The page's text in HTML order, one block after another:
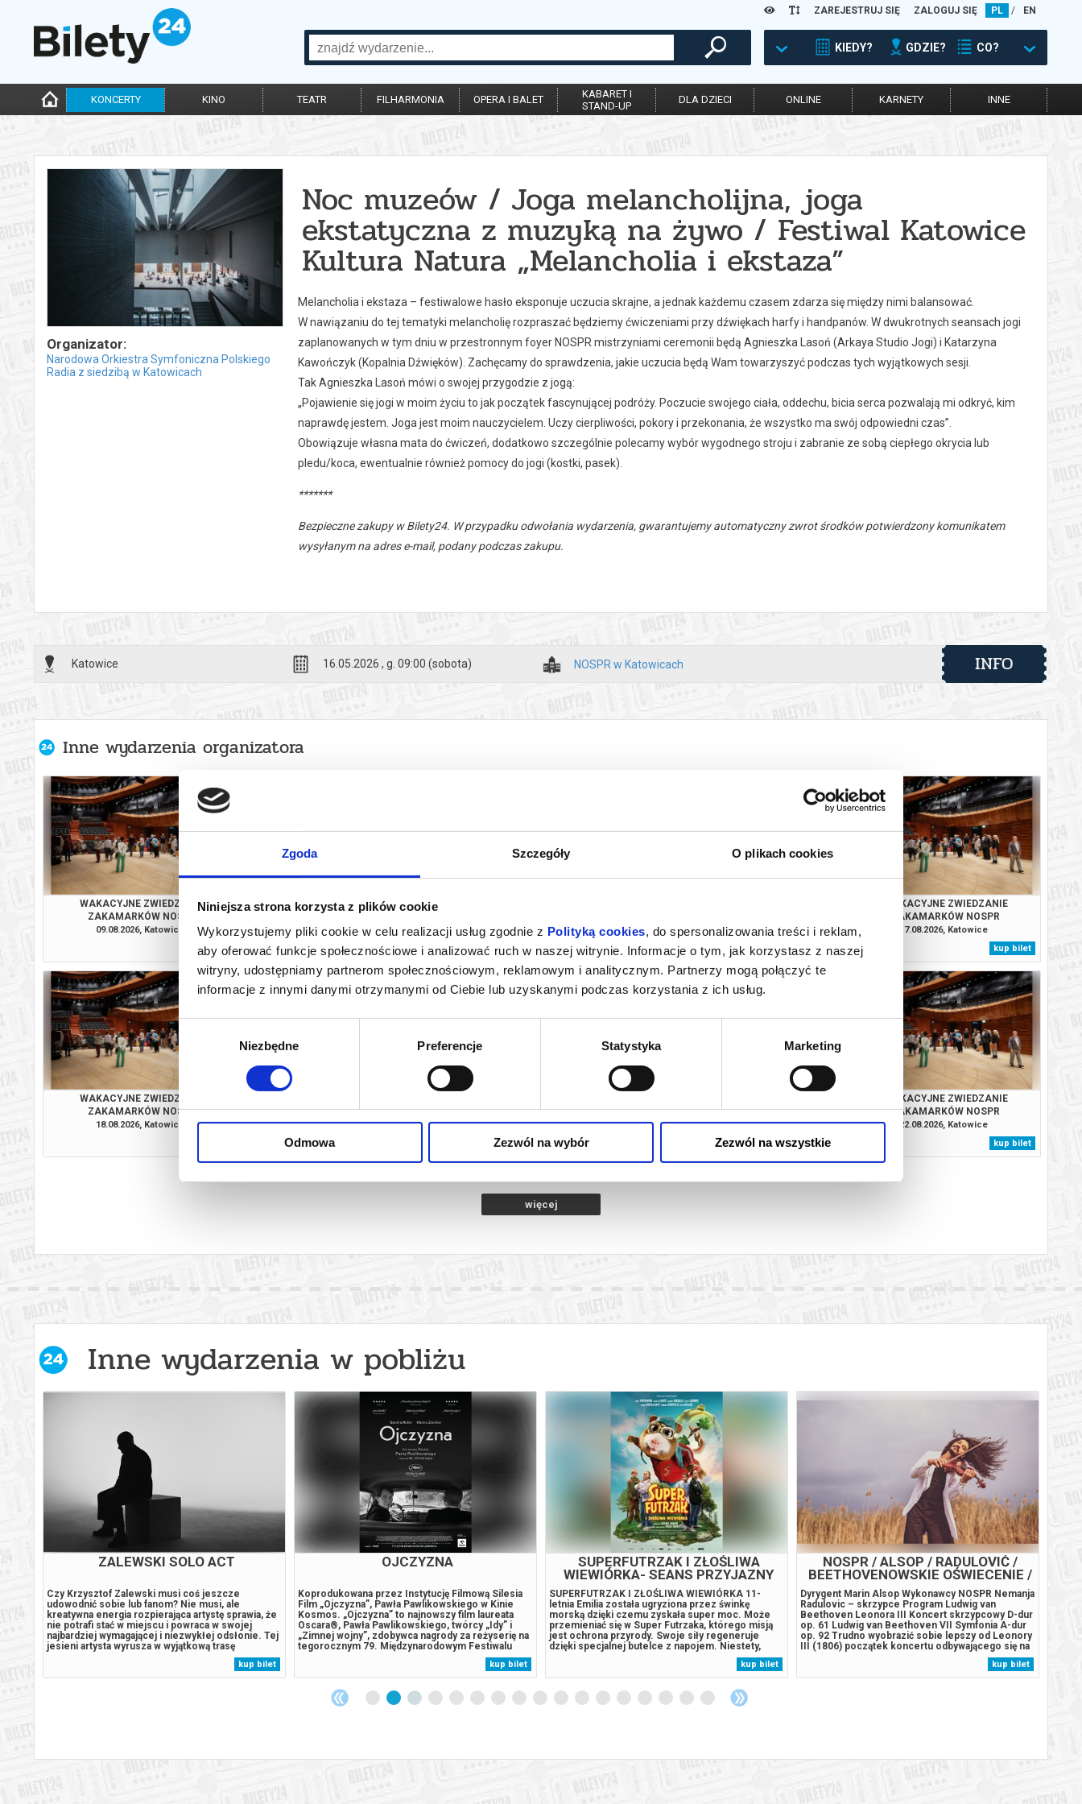
Zgoda Szczegóły O plikach cookies
Niniejsza strona korzysta z plików cookie
Wykorzystujemy pliki cookie w celu realizacji usług zgodnie z Polityką cookies, do spersonalizowania treści i reklam,
aby oferować funkcje społecznościowe i analizować ruch w naszej witrynie. Informacje o tym, jak korzystasz z naszej
witryny, udostępniamy partnerom społecznościowym, reklamowym i analitycznym. Partnerzy mogą połączyć te
informacje z innymi danymi otrzymanymi od Ciebie lub uzyskanymi podczas korzystania z ich usług.
Wybór
zgody
Niezbędne Preferencje Statystyka Marketing
Odmowa Zezwól na wybór Zezwól na wszystkie
ZAREJESTRUJ SIĘ ZALOGUJ SIĘ PL / EN
KIEDY? GDZIE? CO?
KONCERTY KINO TEATR FILHARMONIA OPERA I BALET
KABARET I
STAND-UP
DLA DZIECI ONLINE KARNETY INNE
Organizator:
Narodowa Orkiestra Symfoniczna Polskiego
Radia z siedzibą w Katowicach
Noc muzeów / Joga melancholijna, joga
ekstatyczna z muzyką na żywo / Festiwal Katowice
Kultura Natura „Melancholia i ekstaza”
Melancholia i ekstaza – festiwalowe hasło eksponuje uczucia skrajne, a jednak każdemu czasem zdarza się między nimi balansować.
W nawiązaniu do tej tematyki melancholię rozpraszać będziemy ćwiczeniami przy dźwiękach harfy i handpanów. W dwukrotnych seansach jogi
zaplanowanych w tym dniu w przestronnym foyer NOSPR mistrzyniami ceremonii będą Agnieszka Lasoń (Arkaya Studio Jogi) i Katarzyna
Kawończyk (Kopalnia Dźwięków). Zachęcamy do sprawdzenia, jakie uczucia będą Wam towarzyszyć podczas tych wyjątkowych sesji.
Tak Agnieszka Lasoń mówi o swojej przygodzie z jogą:
„Pojawienie się jogi w moim życiu to jak początek fascynującej podróży. Poczucie swojego ciała, oddechu, bicia serca pozwalają mi odkryć, kim
naprawdę jestem. Joga jest moim nauczycielem. Uczy cierpliwości, pokory i przekonania, że wszystko ma swój odpowiedni czas”.
Obowiązuje własna mata do ćwiczeń, dodatkowo szczególnie polecamy wybór wygodnego stroju i zabranie ze sobą ciepłego okrycia lub
pledu/koca, ewentualnie również pomocy do jogi (kostki, pasek).
*******
Bezpieczne zakupy w Bilety24. W przypadku odwołania wydarzenia, gwarantujemy automatyczny zwrot środków potwierdzony komunikatem
wysyłanym na adres e-mail, podany podczas zakupu.
Katowice 16.05.2026 , g. 09:00 (sobota) NOSPR w Katowicach INFO
Inne wydarzenia organizatora
WAKACYJNE ZWIEDZANIE
ZAKAMARKÓW NOSPR
09.08.2026, Katowice
info
WAKACYJNE ZWIEDZANIE
ZAKAMARKÓW NOSPR
14.08.2026, Katowice
info
15.08.2026, Katowice
kup bilet
16.08.2026, Katowice
kup bilet
WAKACYJNE ZWIEDZANIE
ZAKAMARKÓW NOSPR
17.08.2026, Katowice
kup bilet
WAKACYJNE ZWIEDZANIE
ZAKAMARKÓW NOSPR
18.08.2026, Katowice
ZAKAMARKÓW NOSPR
19.08.2026, Katowice
ZAKAMARKÓW NOSPR
20.08.2026, Katowice
ZAKAMARKÓW NOSPR
21.08.2026, Katowice
kup bilet
WAKACYJNE ZWIEDZANIE
ZAKAMARKÓW NOSPR
22.08.2026, Katowice
kup bilet
więcej
Inne wydarzenia w pobliżu
ZALEWSKI SOLO ACT
Czy Krzysztof Zalewski musi coś jeszcze
udowodnić sobie lub fanom? Nie musi, ale
kreatywna energia rozpierająca artystę sprawia, że
nie potrafi stać w miejscu i powraca w swojej
najbardziej wymagającej i niezwykłej odsłonie. Tej
jesieni artysta wyrusza w wyjątkową trasę
koncertową Solo Act, udowadniając, że jeden
człowiek na scenie potrafi wykrzesać energię,
której pozazdrościłby niejeden wieloosobowy...
kup bilet
OJCZYZNA
Koprodukowana przez Instytucję Filmową Silesia
Film „Ojczyzna”, Pawła Pawlikowskiego w Kinie
Kosmos. „Ojczyzna” to najnowszy film laureata
Oscara®, Pawła Pawlikowskiego, twórcy „Idy” i
„Zimnej wojny”, zdobywca nagrody za reżyserię na
tegorocznym 79. Międzynarodowym Festiwalu
nagrodzony za reżyserię w Cannes, oprócz
spektakularnego...
kup bilet
SUPERFUTRZAK I ZŁOŚLIWA
WIEWIÓRKA- SEANS PRZYJAZNY
SENSORYCZNIE
SUPERFUTRZAK I ZŁOŚLIWA WIEWIÓRKA 11-
letnia Emilia została ugryziona przez świnkę
morską dzięki czemu zyskała super moc. Może
przemieniać się w Super Futrzaka, którego misją
jest ochrona przyrody. Swoje siły regeneruje
dzięki specjalnej butelce z napojem. Niestety,
wpada ona w niepowołane ręce i jej moce są
zagrożone. Emilia będzie musiała nauczyć się
sobie radzić bez magii. Szybko przekona się, że...
kup bilet
NOSPR / ALSOP / RADULOVIĆ /
BEETHOVENOWSKIE OŚWIECENIE /
S2 /
Dyrygent Marin Alsop Wykonawcy NOSPR Nemanja
Radulovic – skrzypce Program Ludwig van
Beethoven Leonora III Koncert skrzypcowy D-dur
op. 61 Ludwig van Beethoven VII Symfonia A-dur
op. 92 Trudno wyobrazić sobie lepszy od Leonory
III (1806) początek koncertu odbywającego się na
tydzień przed dwusetną rocznicą śmierci
Beethovena. Najpotężniejsza z uwertur do Fidelia
ilustruje najważniejszą w tej operze...
kup bilet